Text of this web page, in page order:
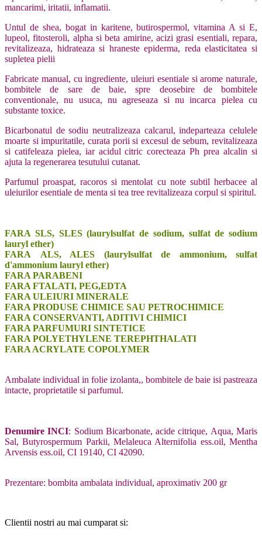
mancarimi, iritatii, inflamatii.
Untul de shea, bogat in karitene, butirospermol, vitamina A si E,
lupeol, fitosteroli, alpha si beta amirine, acizi grasi esentiali, repara,
revitalizeaza, hidrateaza si hraneste epiderma, reda elasticitatea si
supletea pielii
Fabricate manual, cu ingrediente, uleiuri esentiale si arome naturale,
bombitele de sare de baie, spre deosebire de bombitele
conventionale, nu usuca, nu agreseaza si nu incarca pielea cu
substante toxice.
Bicarbonatul de sodiu neutralizeaza calcarul, indeparteaza celulele
moarte si impuritatile, curata porii si excesul de sebum, revitalizeaza
si catifeleaza pielea, iar acidul citric corecteaza Ph prea alcalin si
ajuta la regenerarea tesutului cutanat.
Parfumul proaspat, racoros si mentolat cu note subtil herbacee al
uleiurilor esentiale de menta si tea tree revitalizeaza corpul si spiritul.
FARA SLS, SLES (laurylsulfat de sodium, sulfat de sodium
lauryl ether)
FARA ALS, ALES (laurylsulfat de ammonium, sulfat
d'ammonium lauryl ether)
FARA PARABENI
FARA FTALATI, PEG,EDTA
FARA ULEIURI MINERALE
FARA PRODUSE CHIMICE SAU PETROCHIMICE
FARA CONSERVANTI, ADITIVI CHIMICI
FARA PARFUMURI SINTETICE
FARA POLYETHYLENE TEREPHTHALATI
FARA ACRYLATE COPOLYMER
Ambalate individual in folie izolanta,, bombitele de baie isi pastreaza
intacte, proprietatile si parfumul.
Denumire INCI: Sodium Bicarbonate, acide citrique, Aqua, Maris
Sal, Butyrospermum Parkii, Melaleuca Alternifolia ess.oil, Mentha
Arvensis ess.oil, CI 19140, CI 42090.
Prezentare: bombita ambalata individual, aproximativ 200 gr
Clientii nostri au mai cumparat si: